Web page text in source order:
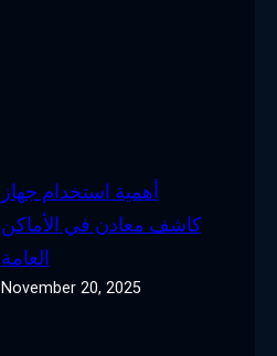
أهمية استخدام جهاز
كاشف معادن في الأماكن
العامة
November 20, 2025